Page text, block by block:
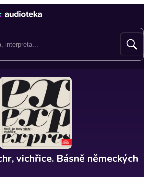
vichřice. Básně německých